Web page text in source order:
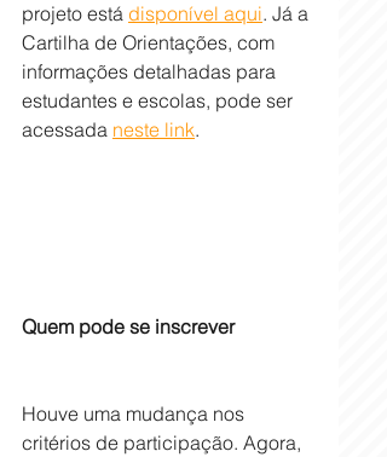
projeto está disponível aqui. Já a
Cartilha de Orientações, com
informações detalhadas para
estudantes e escolas, pode ser
acessada neste link.
Quem pode se inscrever
Houve uma mudança nos
critérios de participação. Agora,